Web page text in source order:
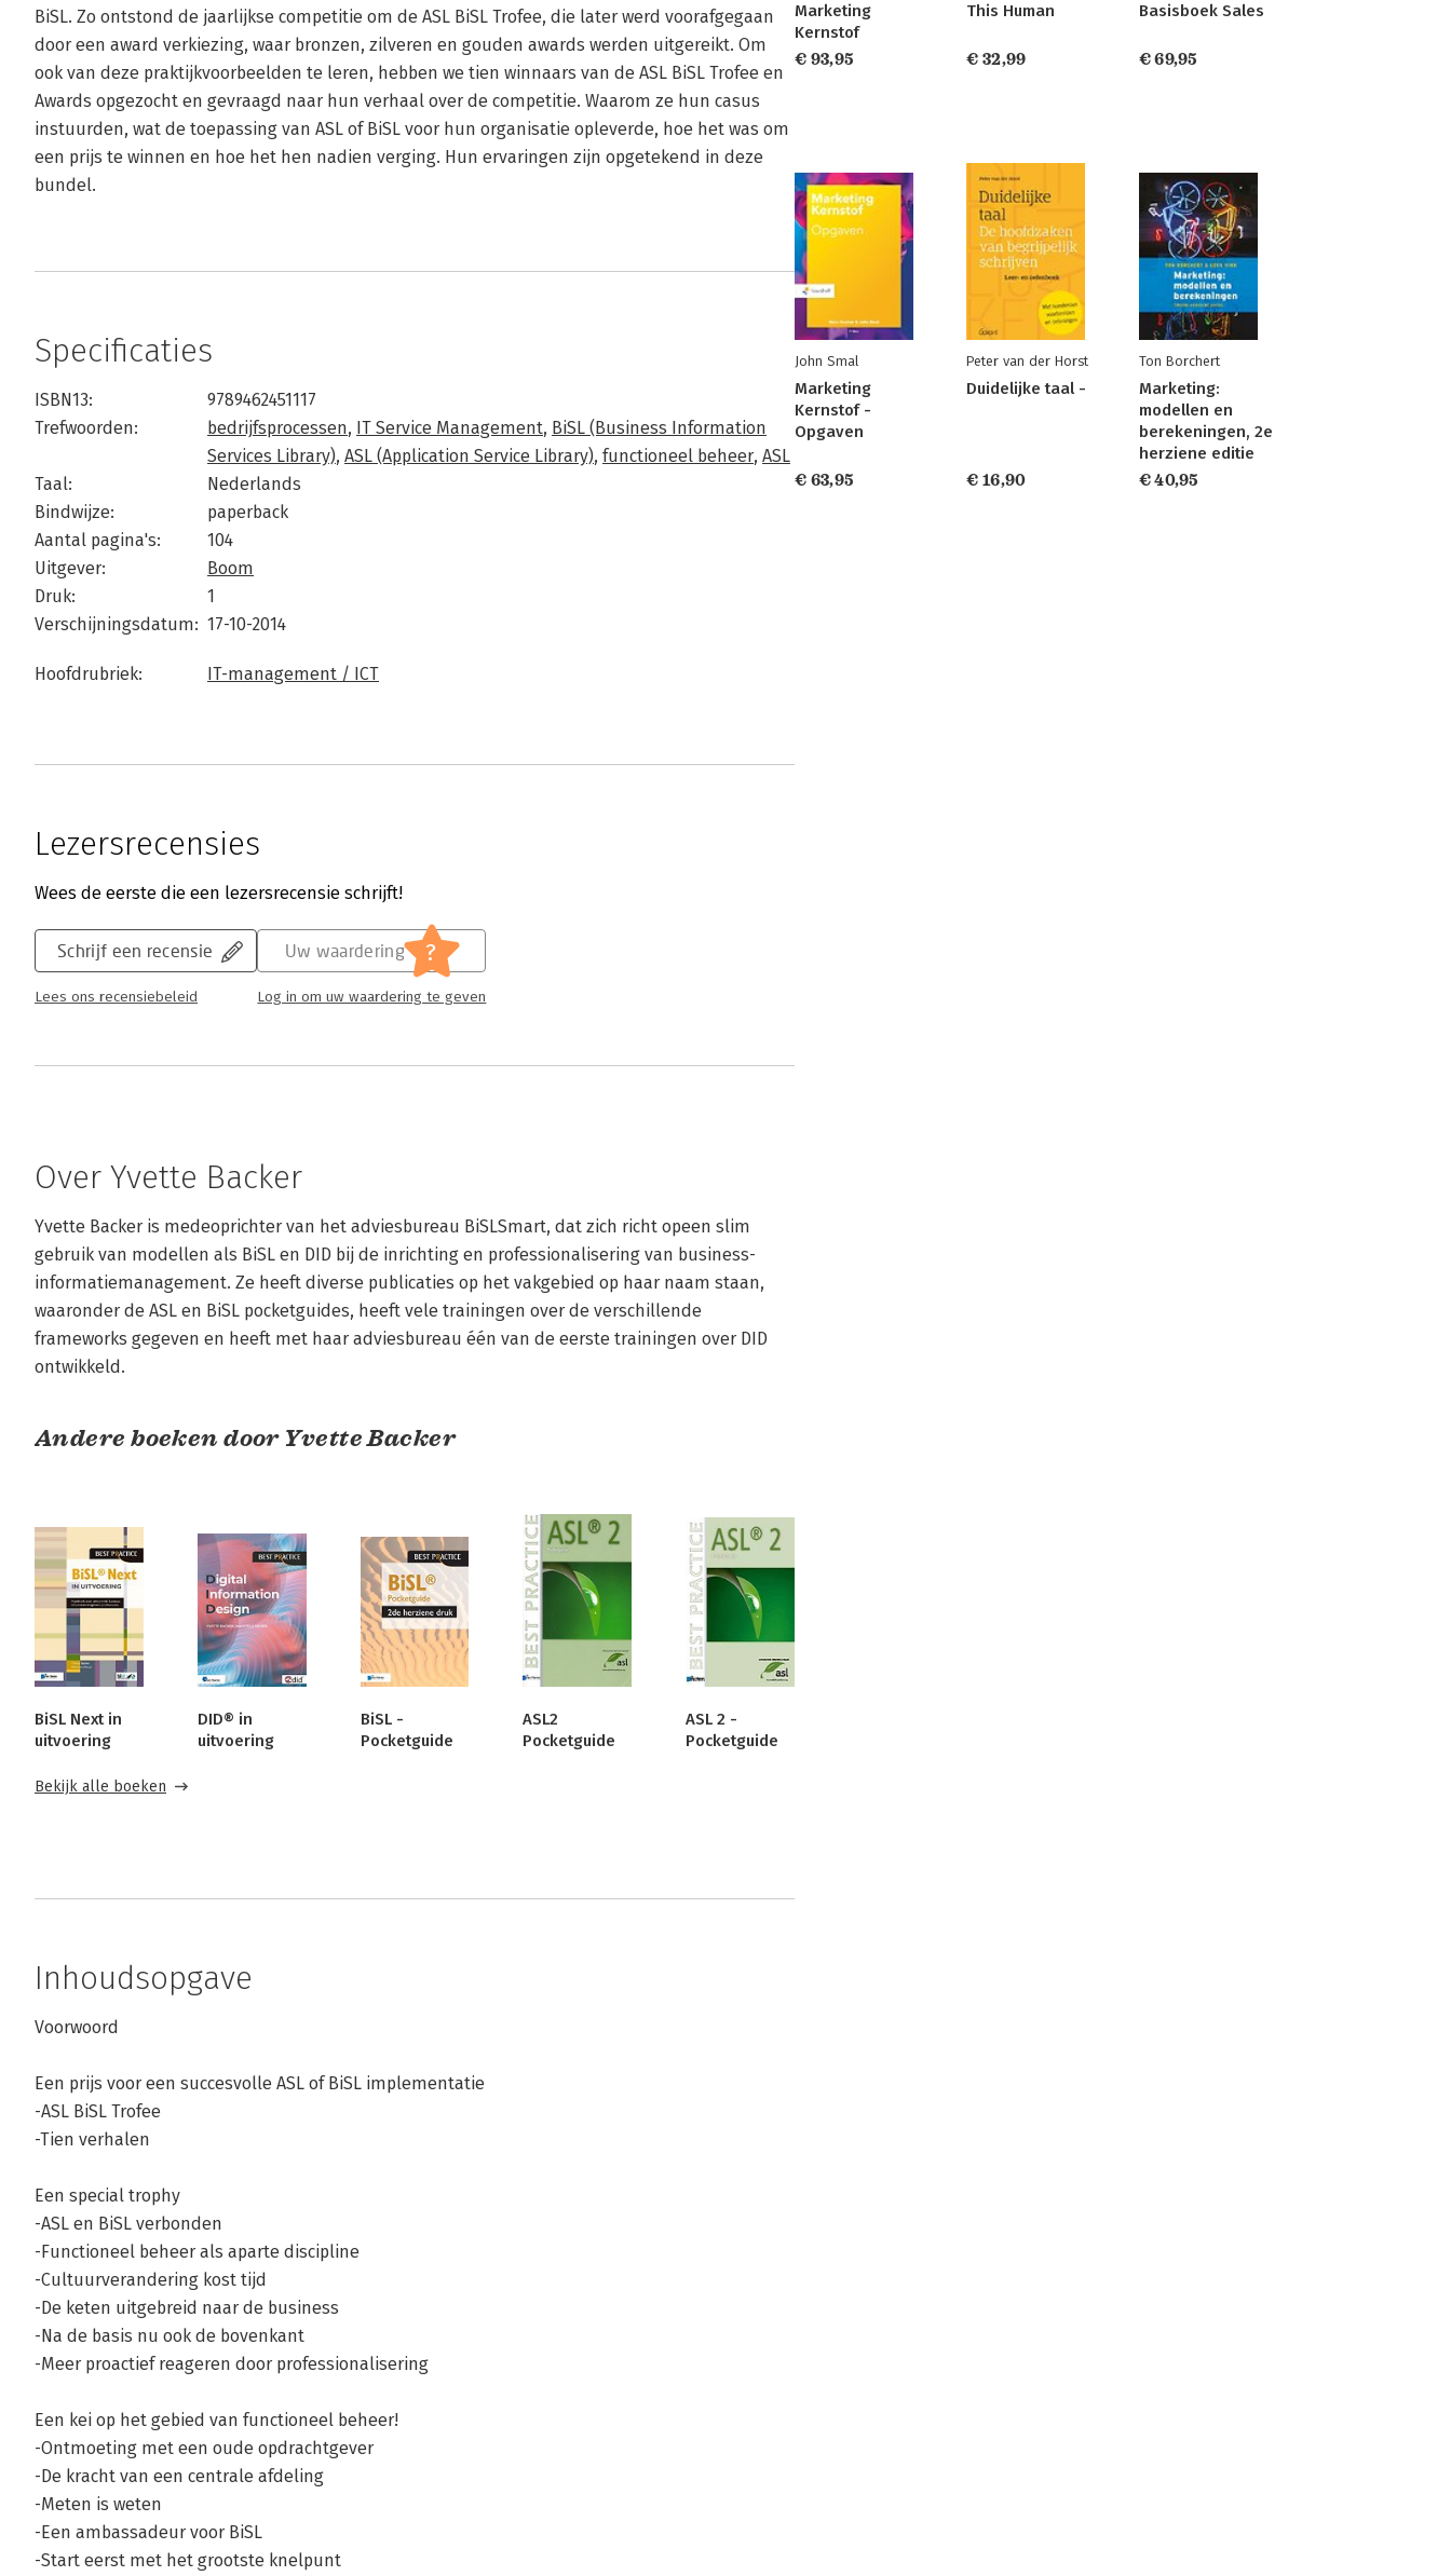
BiSL. Zo ontstond de jaarlijkse competitie om de ASL BiSL Trofee, die later werd voorafgegaan
door een award verkiezing, waar bronzen, zilveren en gouden awards werden uitgereikt. Om
ook van deze praktijkvoorbeelden te leren, hebben we tien winnaars van de ASL BiSL Trofee en
Awards opgezocht en gevraagd naar hun verhaal over de competitie. Waarom ze hun casus
instuurden, wat de toepassing van ASL of BiSL voor hun organisatie opleverde, hoe het was om
een prijs te winnen en hoe het hen nadien verging. Hun ervaringen zijn opgetekend in deze
bundel.
Specificaties
ISBN13:
9789462451117
Trefwoorden:
bedrijfsprocessen, IT Service Management, BiSL (Business Information
Services Library), ASL (Application Service Library), functioneel beheer, ASL
Taal:
Nederlands
Bindwijze:
paperback
Aantal pagina's:
104
Uitgever:
Boom
Druk:
1
Verschijningsdatum: 17-10-2014
Hoofdrubriek: IT-management / ICT
Lezersrecensies
Wees de eerste die een lezersrecensie schrijft!
Schrijf een recensie
Lees ons recensiebeleid
Uw waardering ?
Log in om uw waardering te geven
Over Yvette Backer
Yvette Backer is medeoprichter van het adviesbureau BiSLSmart, dat zich richt opeen slim
gebruik van modellen als BiSL en DID bij de inrichting en professionalisering van business-
informatiemanagement. Ze heeft diverse publicaties op het vakgebied op haar naam staan,
waaronder de ASL en BiSL pocketguides, heeft vele trainingen over de verschillende
frameworks gegeven en heeft met haar adviesbureau één van de eerste trainingen over DID
ontwikkeld.
Andere boeken door Yvette Backer
BiSL Next in
uitvoering
DID® in
uitvoering
BiSL -
Pocketguide
ASL2
Pocketguide
ASL 2 -
Pocketguide
Bekijk alle boeken
Inhoudsopgave
Voorwoord
Een prijs voor een succesvolle ASL of BiSL implementatie
-ASL BiSL Trofee
-Tien verhalen
Een special trophy
-ASL en BiSL verbonden
-Functioneel beheer als aparte discipline
-Cultuurverandering kost tijd
-De keten uitgebreid naar de business
-Na de basis nu ook de bovenkant
-Meer proactief reageren door professionalisering
Een kei op het gebied van functioneel beheer!
-Ontmoeting met een oude opdrachtgever
-De kracht van een centrale afdeling
-Meten is weten
-Een ambassadeur voor BiSL
-Start eerst met het grootste knelpunt
Marketing
Kernstof
€ 93,95
This Human
€ 32,99
Basisboek Sales
€ 69,95
John Smal
Marketing
Kernstof -
Opgaven
€ 63,95
Peter van der Horst
Duidelijke taal -
€ 16,90
Ton Borchert
Marketing:
modellen en
berekeningen, 2e
herziene editie
€ 40,95